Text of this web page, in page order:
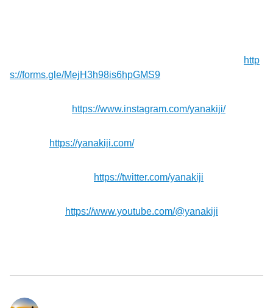
http
s://forms.gle/MejH3h98is6hpGMS9
https://www.instagram.com/yanakiji/
https://yanakiji.com/
https://twitter.com/yanakiji
https://www.youtube.com/@yanakiji